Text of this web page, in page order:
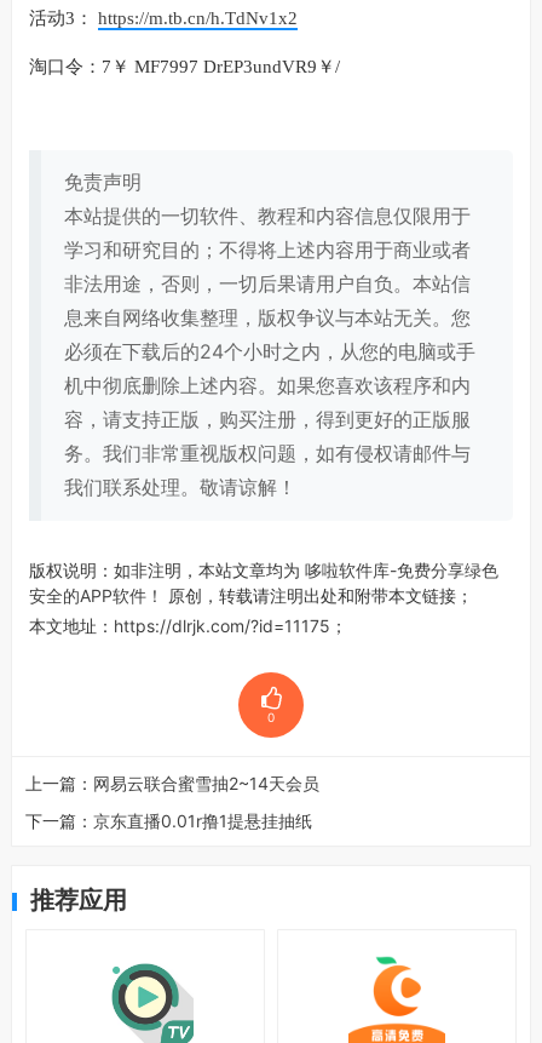
活动3：https://m.tb.cn/h.TdNv1x2
淘口令：7￥ MF7997 DrEP3undVR9￥/
免责声明
本站提供的一切软件、教程和内容信息仅限用于
学习和研究目的；不得将上述内容用于商业或者
非法用途，否则，一切后果请用户自负。本站信
息来自网络收集整理，版权争议与本站无关。您
必须在下载后的24个小时之内，从您的电脑或手
机中彻底删除上述内容。如果您喜欢该程序和内
容，请支持正版，购买注册，得到更好的正版服
务。我们非常重视版权问题，如有侵权请邮件与
我们联系处理。敬请谅解！
版权说明：如非注明，本站文章均为哆啦软件库-免费分享绿色
安全的APP软件！
原创，转载请注明出处和附带本文链接；
本文地址： https://dlrjk.com/?id=11175 ；
0
上一篇： 网易云联合蜜雪抽2~14天会员
下一篇： 京东直播0.01r撸1提悬挂抽纸
推荐应用